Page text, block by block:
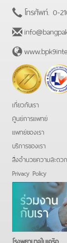
โทรศัพท์. 0-
เกี่ยวกับเรา
ศูนย์การแพทย์
แพทย์ของเรา
บริการของเรา
สิ่งอำนวยความสะดวก
Privacy Policy